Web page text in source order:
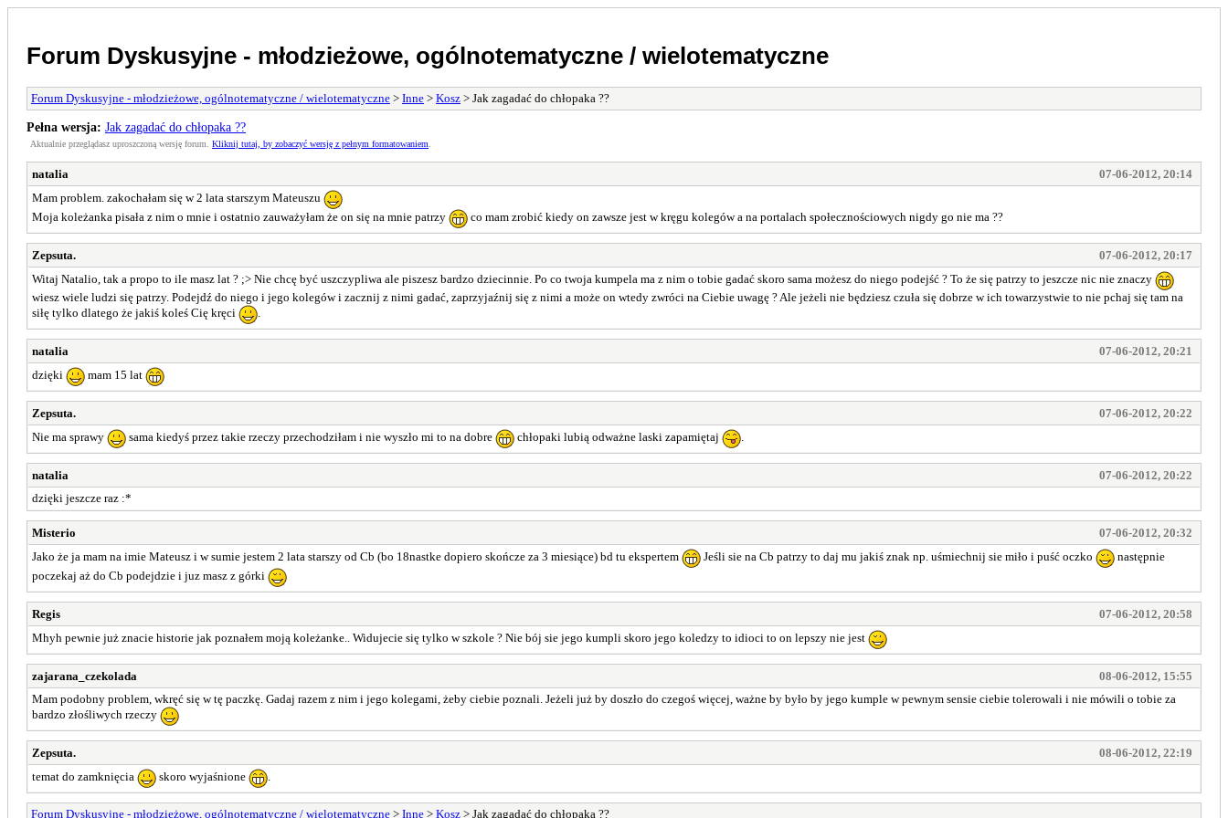
Forum Dyskusyjne - młodzieżowe, ogólnotematyczne / wielotematyczne
Forum Dyskusyjne - młodzieżowe, ogólnotematyczne / wielotematyczne > Inne > Kosz > Jak zagadać do chłopaka ??
Pełna wersja: Jak zagadać do chłopaka ??
Aktualnie przeglądasz uproszczoną wersję forum. Kliknij tutaj, by zobaczyć wersję z pełnym formatowaniem
natalia
07-06-2012, 20:14
Mam problem. zakochałam się w 2 lata starszym Mateuszu
Moja koleżanka pisała z nim o mnie i ostatnio zauważyłam że on się na mnie patrzy
co mam zrobić kiedy on zawsze jest w kręgu kolegów a na portalach społecznościowych nigdy go nie ma ??
Zepsuta.
07-06-2012, 20:17
Witaj Natalio, tak a propo to ile masz lat ? ;> Nie chcę być uszczypliwa ale piszesz bardzo dziecinnie. Po co twoja kumpela ma z nim o tobie gadać skoro sama możesz do niego podejść ? To że się patrzy to jeszcze nic nie znaczy
wiesz wiele ludzi się patrzy. Podejdź do niego i jego kolegów i zacznij z nimi gadać, zaprzyjaźnij się z nimi a może on wtedy zwróci na Ciebie uwagę ? Ale jeżeli nie będziesz czuła się dobrze w ich towarzystwie to nie pchaj się tam na
siłę tylko dlatego że jakiś koleś Cię kręci
.
natalia
07-06-2012, 20:21
dzięki
mam 15 lat
Zepsuta.
07-06-2012, 20:22
Nie ma sprawy
sama kiedyś przez takie rzeczy przechodziłam i nie wyszło mi to na dobre chłopaki lubią odważne laski zapamiętaj .
natalia
07-06-2012, 20:22
dzięki jeszcze raz :*
Misterio
07-06-2012, 20:32
Jako że ja mam na imie Mateusz i w sumie jestem 2 lata starszy od Cb (bo 18nastke dopiero skończe za 3 miesiące) bd tu ekspertem
Jeśli sie na Cb patrzy to daj mu jakiś znak np. uśmiechnij sie miło i puść oczko
następnie
poczekaj aż do Cb podejdzie i juz masz z górki
Regis
07-06-2012, 20:58
Mhyh pewnie już znacie historie jak poznałem moją koleżanke.. Widujecie się tylko w szkole ? Nie bój sie jego kumpli skoro jego koledzy to idioci to on lepszy nie jest
zajarana_czekolada
08-06-2012, 15:55
Mam podobny problem, wkręć się w tę paczkę. Gadaj razem z nim i jego kolegami, żeby ciebie poznali. Jeżeli już by doszło do czegoś więcej, ważne by było by jego kumple w pewnym sensie ciebie tolerowali i nie mówili o tobie za
bardzo złośliwych rzeczy
Zepsuta.
08-06-2012, 22:19
temat do zamknięcia
skoro wyjaśnione .
Forum Dyskusyjne - młodzieżowe, ogólnotematyczne / wielotematyczne > Inne > Kosz > Jak zagadać do chłopaka ??